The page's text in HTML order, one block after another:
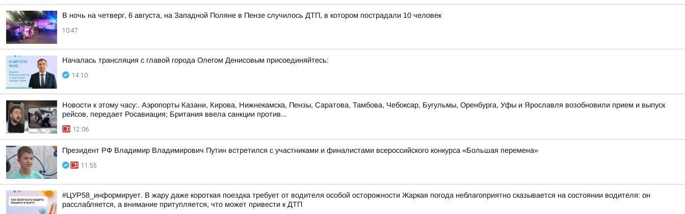
В ночь на четверг, 6 августа, на Западной Поляне в Пензе случилось ДТП, в котором пострадали 10 человек
10:47
Началась трансляция с главой города Олегом Денисовым присоединяйтесь:
14:10
Новости к этому часу:. Аэропорты Казани, Кирова, Нижнекамска, Пензы, Саратова, Тамбова, Чебоксар, Бугульмы, Оренбурга, Уфы и Ярославля возобновили прием и выпуск
рейсов, передает Росавиация; Британия ввела санкции против...
12:06
Президент РФ Владимир Владимирович Путин встретился с участниками и финалистами всероссийского конкурса «Большая перемена»
11:55
#ЦУР58_информирует. В жару даже короткая поездка требует от водителя особой осторожности Жаркая погода неблагоприятно сказывается на состоянии водителя: он
расслабляется, а внимание притупляется, что может привести к ДТП